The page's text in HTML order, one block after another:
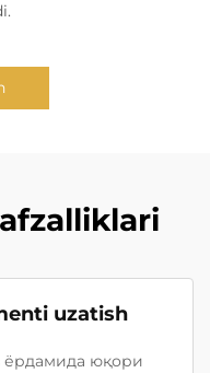
uzatish
ёрдамида юқори